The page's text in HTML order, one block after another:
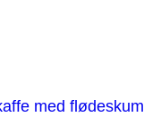
med flødeskum